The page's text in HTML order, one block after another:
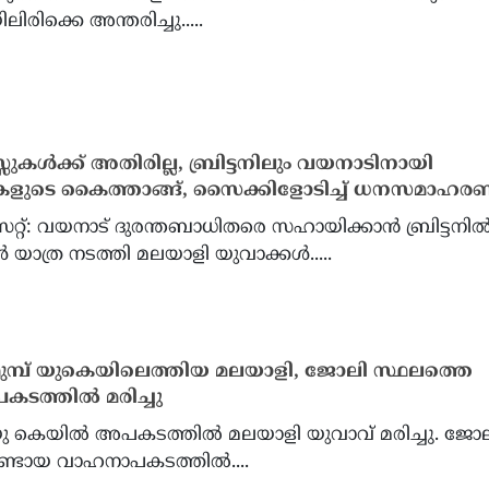
അന്തരിച്ചു.....
അതിരില്ല, ബ്രിട്ടനിലും വയനാടിനായി
കൈത്താങ്ങ്, സൈക്കിളോടിച്ച്
വയനാട് ദുരന്തബാധിതരെ സഹായിക്കാൻ
നടത്തി മലയാളി യുവാക്കൾ.....
യുകെയിലെത്തിയ മലയാളി, ജോലി സ്ഥലത്തെ
മരിച്ചു
കെയിൽ അപകടത്തിൽ മലയാളി യുവാവ് മരിച്ചു.
വാഹനാപകടത്തിൽ....
ട്രംപിനെതിരെ, നെഞ്ചിടിപ്പ്
സർവേ ഫലം!
കടുത്ത
ജനവികാരം
ആശങ്ക രേഖപ്പെടുത്തി
വിപ്ലവാത്മക
രാഷ്ട്രീയ തടവുകാരൻ